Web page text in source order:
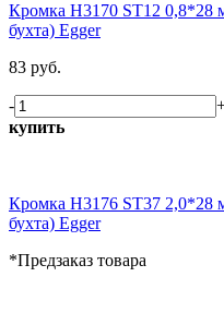
Кромка H3170 ST12 0,8*28
бухта) Egger
83 руб.
-
купить
Кромка H3176 ST37 2,0*28
бухта) Egger
*Предзаказ товара